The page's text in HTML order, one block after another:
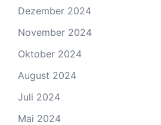
Dezember 2024
November 2024
Oktober 2024
August 2024
Juli 2024
Mai 2024